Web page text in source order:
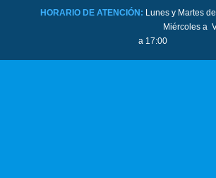
HORARIO DE ATENCIÓN: Lunes y Martes
Miércoles a Viernes
a 17:00